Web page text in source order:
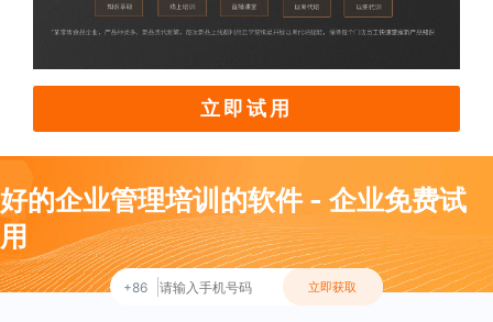
立即试用
好的企业管理培训的软件 - 企业免费试
用
+86 立即获取